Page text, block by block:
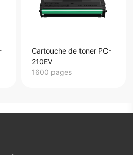
Cartouche de toner PC-
210EV
1600 pages